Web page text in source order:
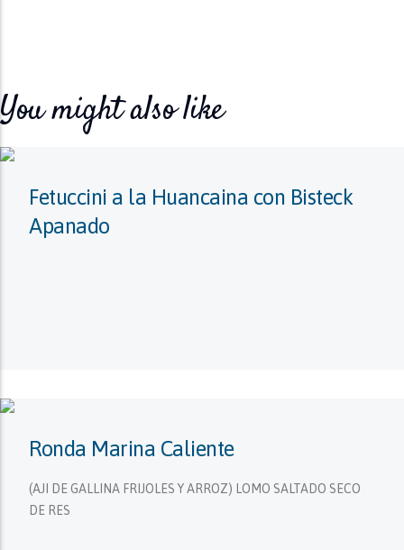
You might also like
Fetuccini a la Huancaina con Bisteck
Apanado
Ronda Marina Caliente
(AJI DE GALLINA FRIJOLES Y ARROZ) LOMO SALTADO SECO
DE RES